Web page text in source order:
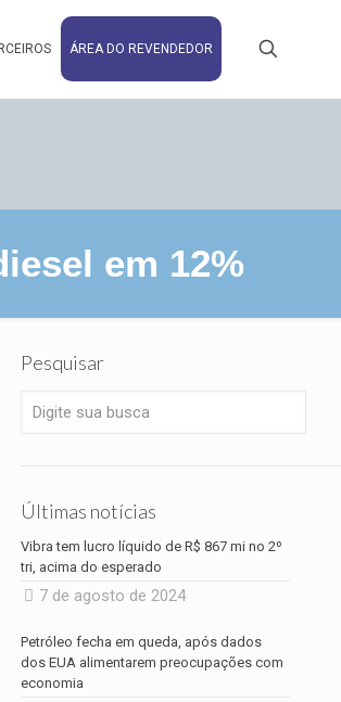
ÁREA DO REVENDEDOR
em 12%
Pesquisar
Últimas notícias
Vibra tem lucro líquido de R$ 867 mi no 2º
tri, acima do esperado
7 de agosto de 2024
Petróleo fecha em queda, após dados
dos EUA alimentarem preocupações com
economia